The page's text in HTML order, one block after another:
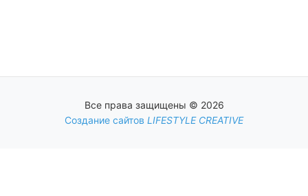
Все права защищены © 2026
Создание сайтов LIFESTYLE CREATIVE